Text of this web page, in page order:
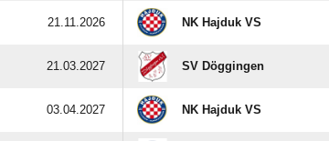
21.11.2026 NK Hajduk VS
21.03.2027 SV Döggingen
03.04.2027 NK Hajduk VS